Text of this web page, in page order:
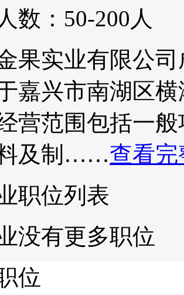
数：50-200人
果实业有限公
嘉兴市南湖区
营范围包括一
及制……查看
职位列表
没有更多职位
位